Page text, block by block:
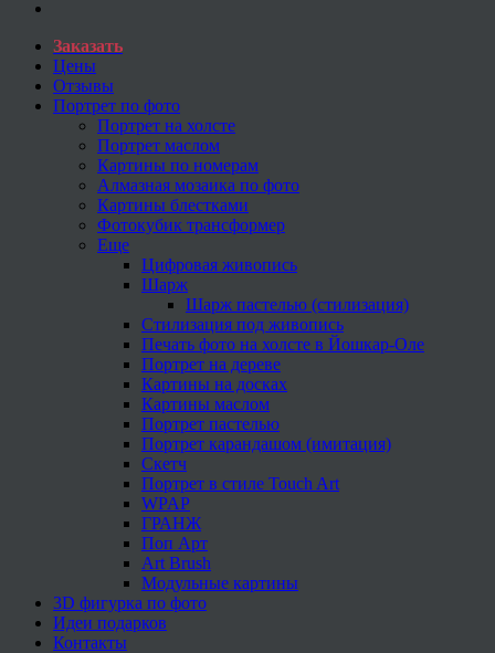
Заказать
Цены
Отзывы
Портрет по фото
Портрет на холсте
Портрет маслом
Картины по номерам
Алмазная мозаика по фото
Картины блестками
Фотокубик трансформер
Еще
Цифровая живопись
Шарж
Шарж пастелью (стилизация)
Стилизация под живопись
Печать фото на холсте в Йошкар-Оле
Портрет на дереве
Картины на досках
Картины маслом
Портрет пастелью
Портрет карандашом (имитация)
Скетч
Портрет в стиле Touch Art
WPAP
ГРАНЖ
Поп Арт
Art Brush
Модульные картины
3D фигурка по фото
Идеи подарков
Контакты